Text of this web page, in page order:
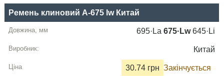
Ремень клиновий A-675 lw Китай
695·La675·Lw645·Li
Китай
30.74 грн Закінчується